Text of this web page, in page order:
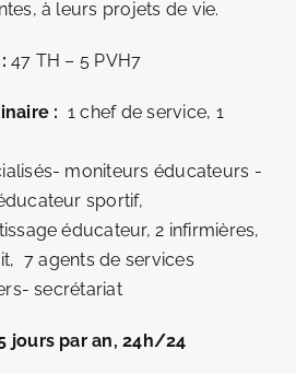
à leurs projets de vie.
:47 TH – 5 PVH7
: 1 chef de service, 1
moniteurs éducateurs -
sportif,
éducateur, 2 infirmières,
7 agents de services
secrétariat
jours par an, 24h/24